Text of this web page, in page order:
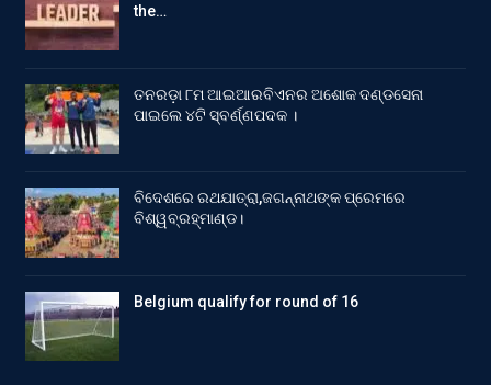
the…
ତନରଡ଼ା ୮ମ ଆଇଆରବିଏନର ଅଶୋକ ଦଣ୍ଡସେନା
ପାଇଲେ ୪ଟି ସ୍ବର୍ଣ୍ଣପଦକ ।
ବିଦେଶରେ ରଥଯାତ୍ରା,ଜଗନ୍ନାଥଙ୍କ ପ୍ରେମରେ
ବିଶ୍ୱବ୍ରହ୍ମାଣ୍ଡ।
Belgium qualify for round of 16